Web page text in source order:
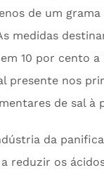
de um grama
medidas
10 por cento a
presente nos
de sal à
da
reduzir os